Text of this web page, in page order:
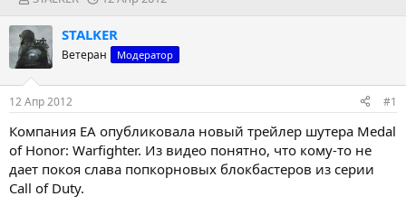
т
о
р
т
м
ы
т
н
а
л
а
STALKER
Ветеран Модератор
12 Апр 2012 #1
Компания EA опубликовала новый трейлер шутера Medal
of Honor: Warfighter. Из видео понятно, что кому-то не
дает покоя слава попкорновых блокбастеров из серии
Call of Duty.